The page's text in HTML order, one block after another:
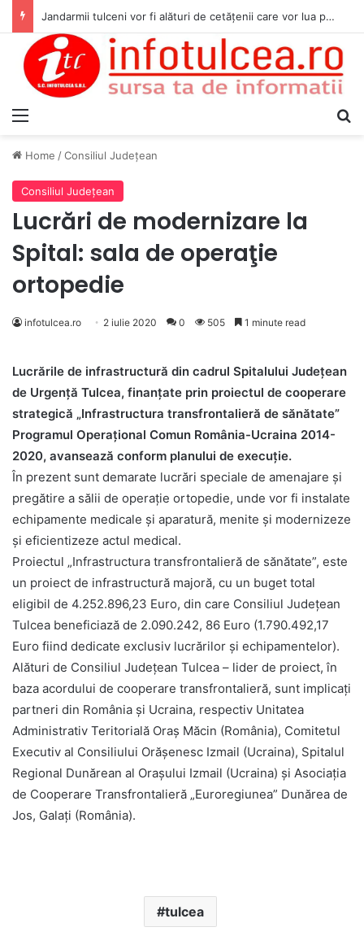
Jandarmii tulceni vor fi alături de cetățenii care vor lua parte la Festivalul Folk Țestos
Home /Consiliul Judeţean
Consiliul Judeţean
Lucrări de modernizare la
Spital: sala de operaţie
ortopedie
infotulcea.ro 2 iulie 2020 0 505 1 minute read
Lucrările de infrastructură din cadrul Spitalului Județean
de Urgență Tulcea, finanțate prin proiectul de cooperare
strategică „Infrastructura transfrontalieră de sănătate”
Programul Operațional Comun România-Ucraina 2014-
2020, avansează conform planului de execuție.
În prezent sunt demarate lucrări speciale de amenajare și
pregătire a sălii de operație ortopedie, unde vor fi instalate
echipamente medicale și aparatură, menite și modernizeze
și eficientizeze actul medical.
Proiectul „Infrastructura transfrontalieră de sănătate”, este
un proiect de infrastructură majoră, cu un buget total
eligibil de 4.252.896,23 Euro, din care Consiliul Județean
Tulcea beneficiază de 2.090.242, 86 Euro (1.790.492,17
Euro fiind dedicate exclusiv lucrărilor și echipamentelor).
Alături de Consiliul Județean Tulcea – lider de proiect, în
baza acordului de cooperare transfrontalieră, sunt implicați
partneri din România și Ucraina, respectiv Unitatea
Administrativ Teritorială Oraş Măcin (România), Comitetul
Executiv al Consiliului Orăşenesc Izmail (Ucraina), Spitalul
Regional Dunărean al Oraşului Izmail (Ucraina) şi Asociaţia
de Cooperare Transfrontalieră „Euroregiunea” Dunărea de
Jos, Galaţi (România).
tulcea